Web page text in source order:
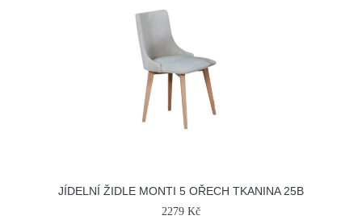
JÍDELNÍ ŽIDLE MONTI 5 OŘECH TKANINA 25B
2279 Kč